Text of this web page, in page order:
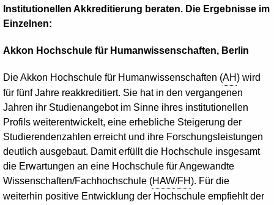
Institutionellen Akkreditierung beraten. Die Ergebnisse im
Einzelnen:
Akkon Hochschule für Humanwissenschaften, Berlin
Die Akkon Hochschule für Humanwissenschaften (AH) wird
für fünf Jahre reakkreditiert. Sie hat in den vergangenen
Jahren ihr Studienangebot im Sinne ihres institutionellen
Profils weiterentwickelt, eine erhebliche Steigerung der
Studierendenzahlen erreicht und ihre Forschungsleistungen
deutlich ausgebaut. Damit erfüllt die Hochschule insgesamt
die Erwartungen an eine Hochschule für Angewandte
Wissenschaften/Fachhochschule (HAW/FH). Für die
weiterhin positive Entwicklung der Hochschule empfiehlt der